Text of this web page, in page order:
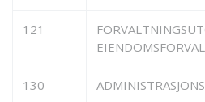
121
130